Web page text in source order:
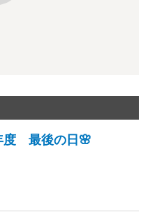
度 最後の日🌸